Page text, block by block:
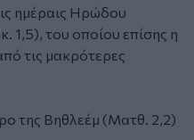
ημέραις Ηρώδου
1,5), του οποίου επίσης η
τις μακρότερες
της Βηθλεέμ (Ματθ. 2,2)